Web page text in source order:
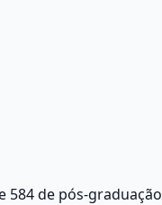
584 de pós-graduação